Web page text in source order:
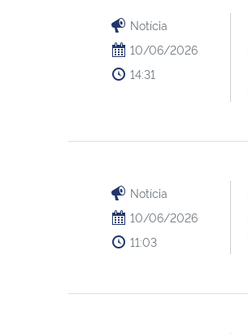
Notícia
10/06/2026
14:31
Notícia
10/06/2026
11:03